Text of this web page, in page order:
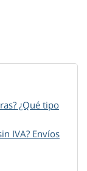
¿Qué tipo
IVA? Envíos